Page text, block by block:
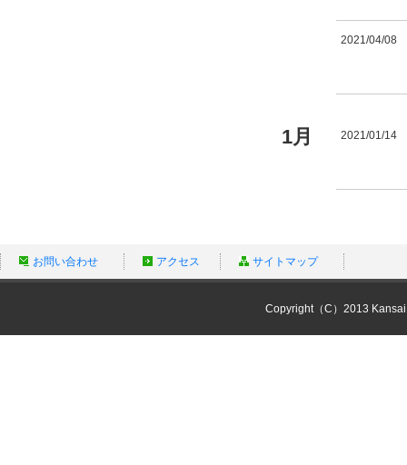
2021/04/08
1月 2021/01/14
お問い合わせ アクセス サイトマップ
Copyright（C）2013